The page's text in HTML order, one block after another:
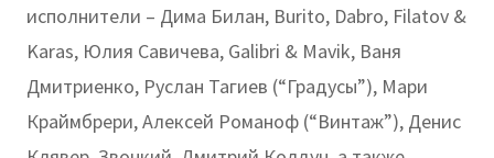
исполнители – Дима Билан, Burito, Dabro, Filatov &
Karas, Юлия Савичева, Galibri & Mavik, Ваня
Дмитриенко, Руслан Тагиев (“Градусы”), Мари
Краймбрери, Алексей Романоф (“Винтаж”), Денис